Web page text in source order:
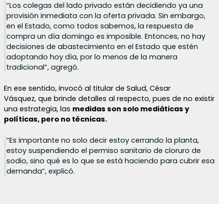
“Los colegas del lado privado están decidiendo ya una
provisión inmediata con la oferta privada. Sin embargo,
en el Estado, como todos sabemos, la respuesta de
compra un día domingo es imposible. Entonces, no hay
decisiones de abastecimiento en el Estado que estén
adoptando hoy día, por lo menos de la manera
tradicional”, agregó.
En ese sentido, invocó al titular de Salud, César
Vásquez, que brinde detalles al respecto, pues de no existir
una estrategia, las medidas son solo mediáticas y
políticas, pero no técnicas.
“Es importante no solo decir estoy cerrando la planta,
estoy suspendiendo el permiso sanitario de cloruro de
sodio, sino qué es lo que se está haciendo para cubrir esa
demanda”, explicó.